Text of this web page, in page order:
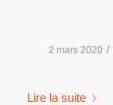
2 mars 2020 /
Lire la suite